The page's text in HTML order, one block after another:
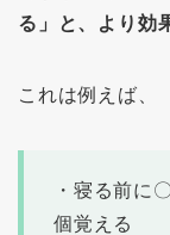
る」と、より効
これは例えば、
・寝る前に
個覚える